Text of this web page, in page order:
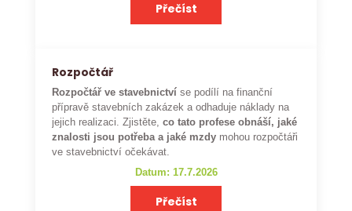
Přečíst
Rozpočtář
Rozpočtář ve stavebnictví se podílí na finanční
přípravě stavebních zakázek a odhaduje náklady na
jejich realizaci. Zjistěte,co tato profese obnáší, jaké
znalosti jsou potřeba a jaké mzdy mohou rozpočtáři
ve stavebnictví očekávat.
Datum: 17.7.2026
Přečíst